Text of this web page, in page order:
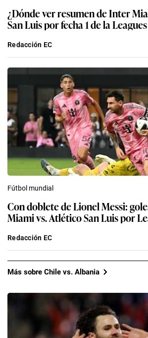
¿Dónde ver resumen de Inter
San Luis por fecha 1 de la
Redacción EC
Fútbol mundial
Con doblete de Lionel Messi:
Miami vs. Atlético San Luis por
Redacción EC
Más sobre Chile vs. Albania